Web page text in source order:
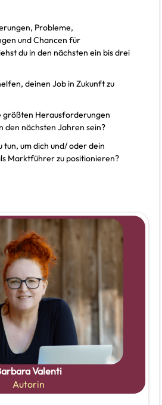
Probleme,
und Chancen für
du in den nächsten ein bis drei
deinen Job in Zukunft zu
größten Herausforderungen
den nächsten Jahren sein?
tun, um dich und/ oder dein
Marktführer zu positionieren?
Valenti
Autorin